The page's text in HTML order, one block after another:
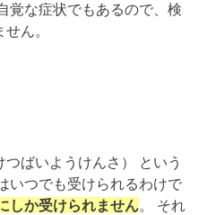
覚な症状でもあるので、検
ん。
ばいようけんさ） という
いつでも受けられるわけで
しか受けられません。 それ